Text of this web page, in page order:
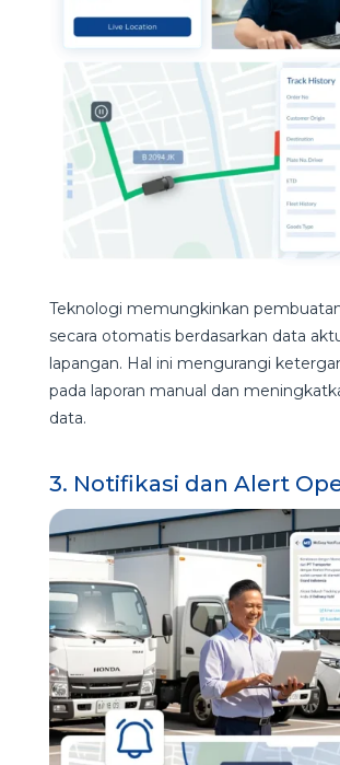
Teknologi memungkinkan
secara otomatis berdasarkan data
lapangan. Hal ini mengurangi
pada laporan manual dan
data.
3. Notifikasi dan Alert